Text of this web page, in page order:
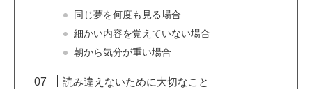
同じ夢を何度も見る場合
細かい内容を覚えていない場合
朝から気分が重い場合
読み違えないために大切なこと